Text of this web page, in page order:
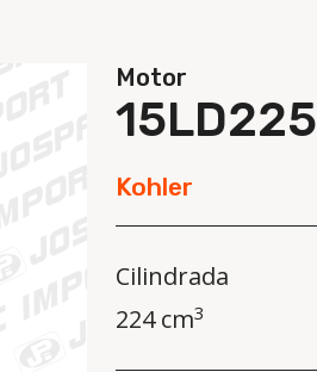
Motor
15LD225
Kohler
Cilindrada
224 cm3